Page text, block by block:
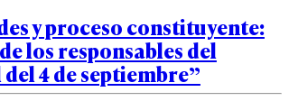
y proceso constituyente:
los responsables del
4 de septiembre”